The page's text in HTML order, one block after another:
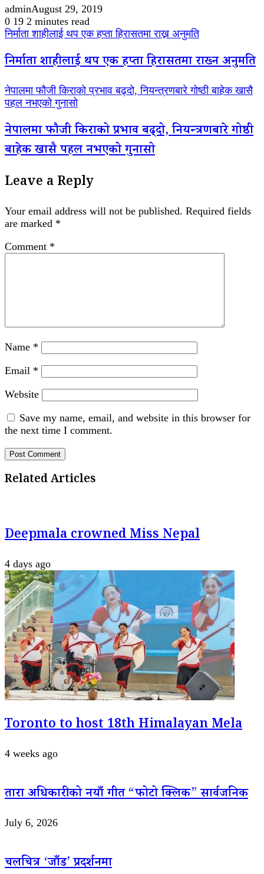
adminAugust 29, 2019
0 19 2 minutes read
निर्माता शाहीलाई थप एक हप्ता हिरासतमा राख्न अनुमति
निर्माता शाहीलाई थप एक हप्ता हिरासतमा राख्न अनुमति
नेपालमा फौजी किराको प्रभाव बढ्दो, नियन्त्रणबारे गोष्ठी बाहेक खासै
पहल नभएको गुनासो
नेपालमा फौजी किराको प्रभाव बढ्दो, नियन्त्रणबारे गोष्ठी
बाहेक खासै पहल नभएको गुनासो
Leave a Reply
Your email address will not be published. Required fields
are marked *
Comment *
Name *
Email *
Website
Save my name, email, and website in this browser for
the next time I comment.
Related Articles
Deepmala crowned Miss Nepal
4 days ago
Toronto to host 18th Himalayan Mela
4 weeks ago
तारा अधिकारीको नयाँ गीत “फोटो क्लिक” सार्वजनिक
July 6, 2026
चलचित्र ‘जाँड’ प्रदर्शनमा